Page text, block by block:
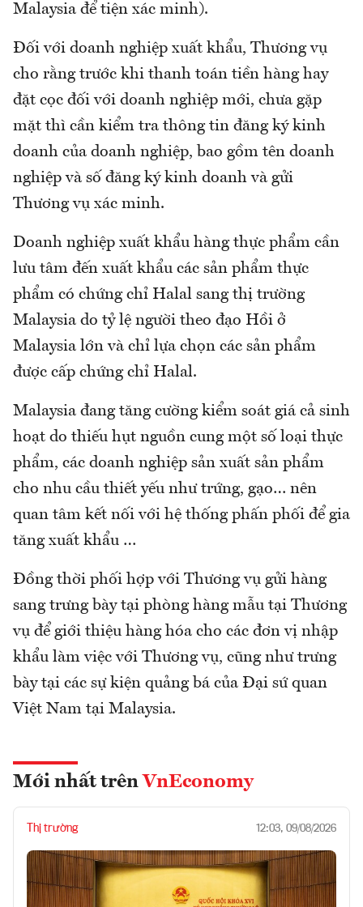
Malaysia để tiện xác minh).
Đối với doanh nghiệp xuất khẩu, Thương vụ
cho rằng trước khi thanh toán tiền hàng hay
đặt cọc đối với doanh nghiệp mới, chưa gặp
mặt thì cần kiểm tra thông tin đăng ký kinh
doanh của doanh nghiệp, bao gồm tên doanh
nghiệp và số đăng ký kinh doanh và gửi
Thương vụ xác minh.
Doanh nghiệp xuất khẩu hàng thực phẩm cần
lưu tâm đến xuất khẩu các sản phẩm thực
phẩm có chứng chỉ Halal sang thị trường
Malaysia do tỷ lệ người theo đạo Hồi ở
Malaysia lớn và chỉ lựa chọn các sản phẩm
được cấp chứng chỉ Halal.
Malaysia đang tăng cường kiểm soát giá cả sinh
hoạt do thiếu hụt nguồn cung một số loại thực
phẩm, các doanh nghiệp sản xuất sản phẩm
cho nhu cầu thiết yếu như trứng, gạo… nên
quan tâm kết nối với hệ thống phấn phối để gia
tăng xuất khẩu …
Đồng thời phối hợp với Thương vụ gửi hàng
sang trưng bày tại phòng hàng mẫu tại Thương
vụ để giới thiệu hàng hóa cho các đơn vị nhập
khẩu làm việc với Thương vụ, cũng như trưng
bày tại các sự kiện quảng bá của Đại sứ quan
Việt Nam tại Malaysia.
Mới nhất trên VnEconomy
Thị trường 12:03, 09/08/2026